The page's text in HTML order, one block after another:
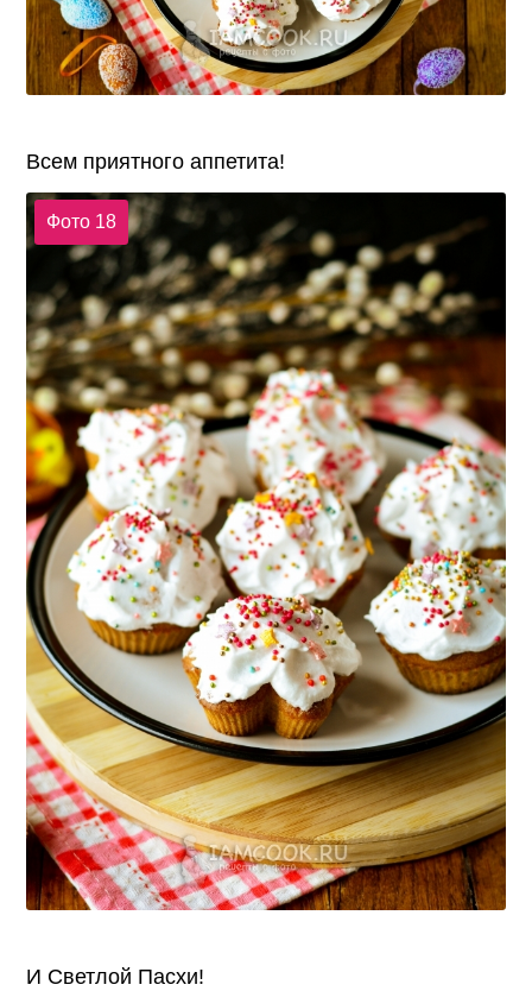
Всем приятного аппетита!
Фото 18
И Светлой Пасхи!